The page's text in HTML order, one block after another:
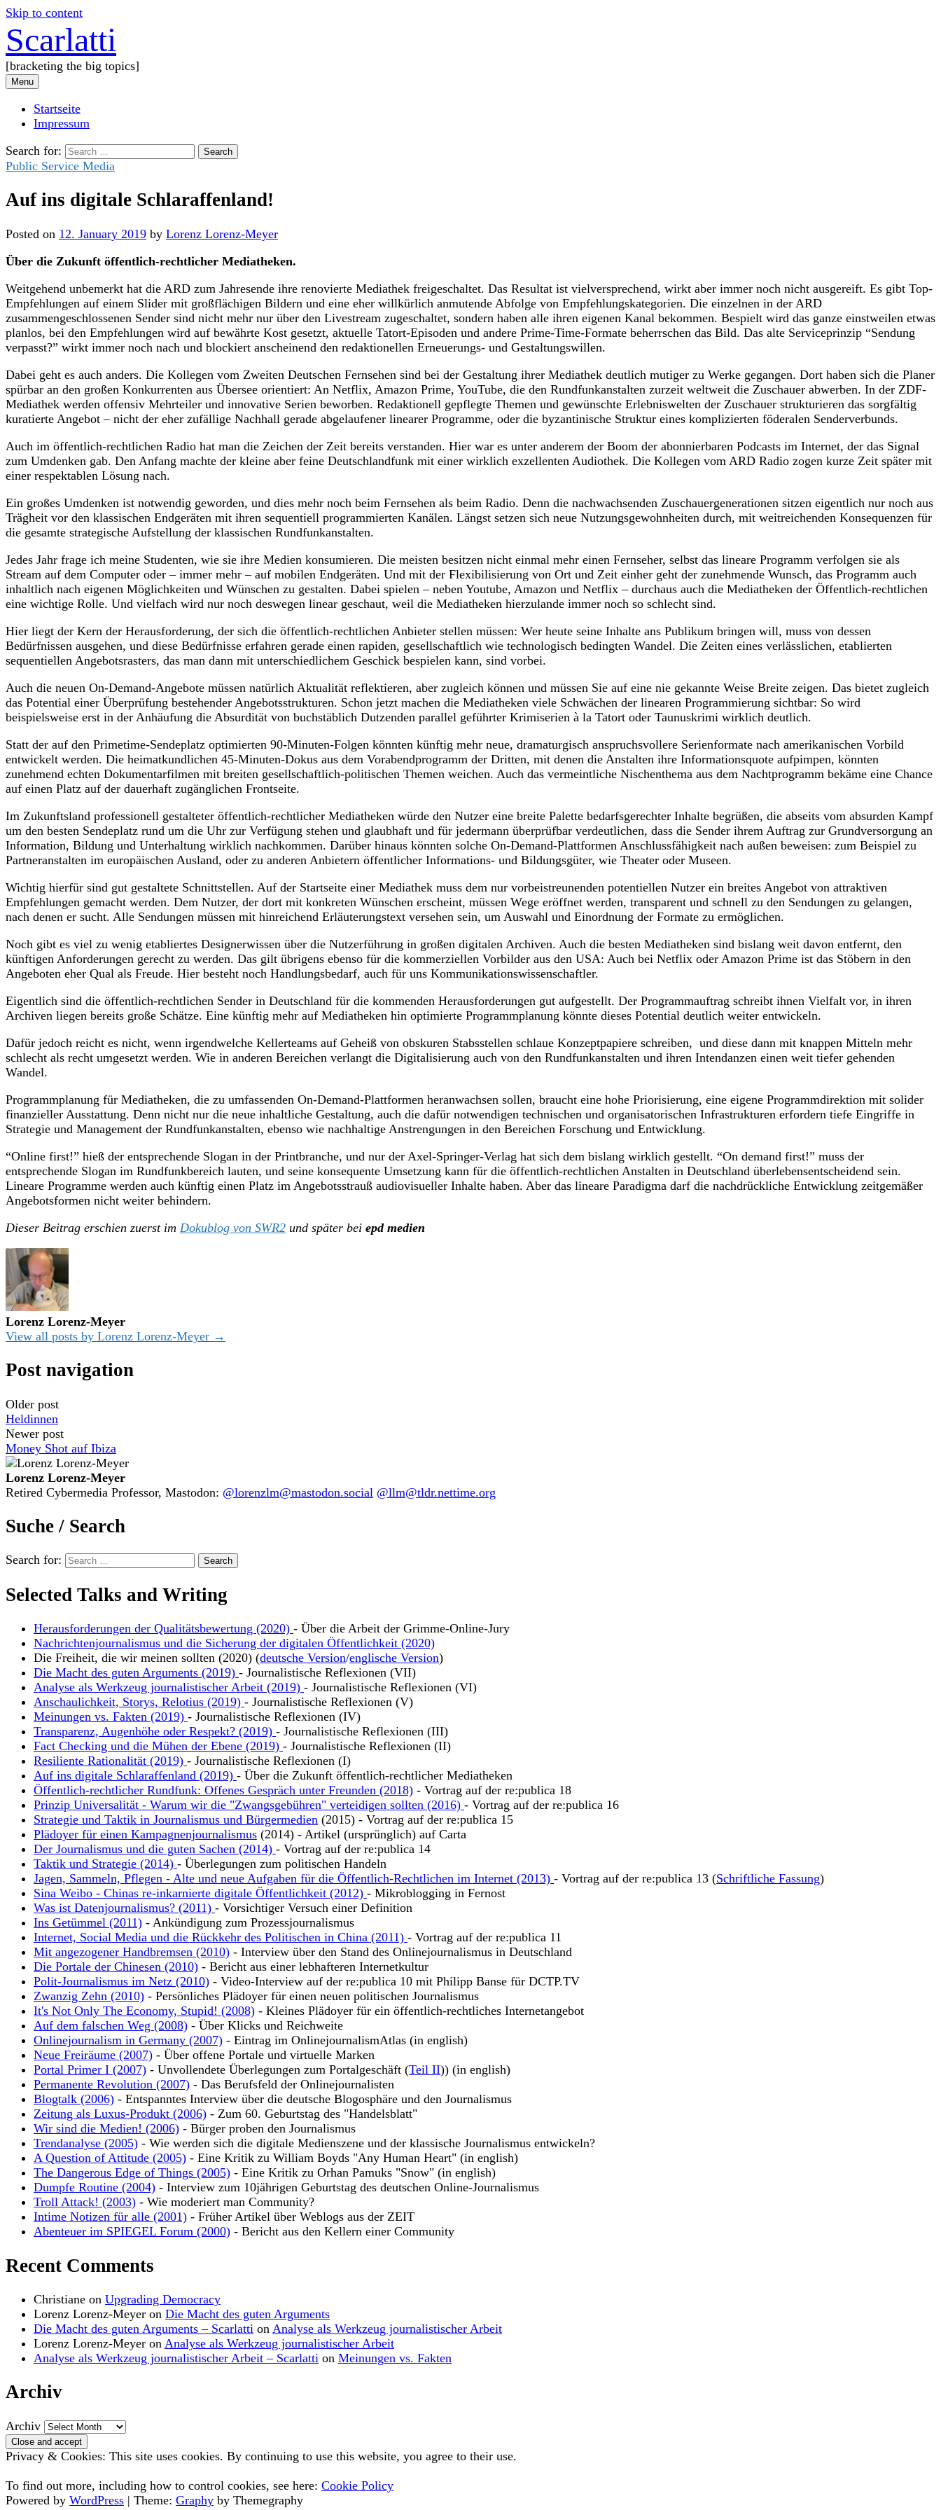
Skip to content
Scarlatti
[bracketing the big topics]
Menu
Startseite
Impressum
Search for:
Public Service Media
Auf ins digitale Schlaraffenland!
Posted on 12. January 2019 by Lorenz Lorenz-Meyer
Über die Zukunft öffentlich-rechtlicher Mediatheken.
Weitgehend unbemerkt hat die ARD zum Jahresende ihre renovierte Mediathek freigeschaltet. Das Resultat ist vielversprechend, wirkt aber immer noch nicht ausgereift. Es gibt Top-
Empfehlungen auf einem Slider mit großflächigen Bildern und eine eher willkürlich anmutende Abfolge von Empfehlungskategorien. Die einzelnen in der ARD
zusammengeschlossenen Sender sind nicht mehr nur über den Livestream zugeschaltet, sondern haben alle ihren eigenen Kanal bekommen. Bespielt wird das ganze einstweilen etwas
planlos, bei den Empfehlungen wird auf bewährte Kost gesetzt, aktuelle Tatort-Episoden und andere Prime-Time-Formate beherrschen das Bild. Das alte Serviceprinzip “Sendung
verpasst?” wirkt immer noch nach und blockiert anscheinend den redaktionellen Erneuerungs- und Gestaltungswillen.
Dabei geht es auch anders. Die Kollegen vom Zweiten Deutschen Fernsehen sind bei der Gestaltung ihrer Mediathek deutlich mutiger zu Werke gegangen. Dort haben sich die Planer
spürbar an den großen Konkurrenten aus Übersee orientiert: An Netflix, Amazon Prime, YouTube, die den Rundfunkanstalten zurzeit weltweit die Zuschauer abwerben. In der ZDF-
Mediathek werden offensiv Mehrteiler und innovative Serien beworben. Redaktionell gepflegte Themen und gewünschte Erlebniswelten der Zuschauer strukturieren das sorgfältig
kuratierte Angebot – nicht der eher zufällige Nachhall gerade abgelaufener linearer Programme, oder die byzantinische Struktur eines komplizierten föderalen Senderverbunds.
Auch im öffentlich-rechtlichen Radio hat man die Zeichen der Zeit bereits verstanden. Hier war es unter anderem der Boom der abonnierbaren Podcasts im Internet, der das Signal
zum Umdenken gab. Den Anfang machte der kleine aber feine Deutschlandfunk mit einer wirklich exzellenten Audiothek. Die Kollegen vom ARD Radio zogen kurze Zeit später mit
einer respektablen Lösung nach.
Ein großes Umdenken ist notwendig geworden, und dies mehr noch beim Fernsehen als beim Radio. Denn die nachwachsenden Zuschauergenerationen sitzen eigentlich nur noch aus
Trägheit vor den klassischen Endgeräten mit ihren sequentiell programmierten Kanälen. Längst setzen sich neue Nutzungsgewohnheiten durch, mit weitreichenden Konsequenzen für
die gesamte strategische Aufstellung der klassischen Rundfunkanstalten.
Jedes Jahr frage ich meine Studenten, wie sie ihre Medien konsumieren. Die meisten besitzen nicht einmal mehr einen Fernseher, selbst das lineare Programm verfolgen sie als
Stream auf dem Computer oder – immer mehr – auf mobilen Endgeräten. Und mit der Flexibilisierung von Ort und Zeit einher geht der zunehmende Wunsch, das Programm auch
inhaltlich nach eigenen Möglichkeiten und Wünschen zu gestalten. Dabei spielen – neben Youtube, Amazon und Netflix – durchaus auch die Mediatheken der Öffentlich-rechtlichen
eine wichtige Rolle. Und vielfach wird nur noch deswegen linear geschaut, weil die Mediatheken hierzulande immer noch so schlecht sind.
Hier liegt der Kern der Herausforderung, der sich die öffentlich-rechtlichen Anbieter stellen müssen: Wer heute seine Inhalte ans Publikum bringen will, muss von dessen
Bedürfnissen ausgehen, und diese Bedürfnisse erfahren gerade einen rapiden, gesellschaftlich wie technologisch bedingten Wandel. Die Zeiten eines verlässlichen, etablierten
sequentiellen Angebotsrasters, das man dann mit unterschiedlichem Geschick bespielen kann, sind vorbei.
Auch die neuen On-Demand-Angebote müssen natürlich Aktualität reflektieren, aber zugleich können und müssen Sie auf eine nie gekannte Weise Breite zeigen. Das bietet zugleich
das Potential einer Überprüfung bestehender Angebotsstrukturen. Schon jetzt machen die Mediatheken viele Schwächen der linearen Programmierung sichtbar: So wird
beispielsweise erst in der Anhäufung die Absurdität von buchstäblich Dutzenden parallel geführter Krimiserien à la Tatort oder Taunuskrimi wirklich deutlich.
Statt der auf den Primetime-Sendeplatz optimierten 90-Minuten-Folgen könnten künftig mehr neue, dramaturgisch anspruchsvollere Serienformate nach amerikanischen Vorbild
entwickelt werden. Die heimatkundlichen 45-Minuten-Dokus aus dem Vorabendprogramm der Dritten, mit denen die Anstalten ihre Informationsquote aufpimpen, könnten
zunehmend echten Dokumentarfilmen mit breiten gesellschaftlich-politischen Themen weichen. Auch das vermeintliche Nischenthema aus dem Nachtprogramm bekäme eine Chance
auf einen Platz auf der dauerhaft zugänglichen Frontseite.
Im Zukunftsland professionell gestalteter öffentlich-rechtlicher Mediatheken würde den Nutzer eine breite Palette bedarfsgerechter Inhalte begrüßen, die abseits vom absurden Kampf
um den besten Sendeplatz rund um die Uhr zur Verfügung stehen und glaubhaft und für jedermann überprüfbar verdeutlichen, dass die Sender ihrem Auftrag zur Grundversorgung an
Information, Bildung und Unterhaltung wirklich nachkommen. Darüber hinaus könnten solche On-Demand-Plattformen Anschlussfähigkeit nach außen beweisen: zum Beispiel zu
Partneranstalten im europäischen Ausland, oder zu anderen Anbietern öffentlicher Informations- und Bildungsgüter, wie Theater oder Museen.
Wichtig hierfür sind gut gestaltete Schnittstellen. Auf der Startseite einer Mediathek muss dem nur vorbeistreunenden potentiellen Nutzer ein breites Angebot von attraktiven
Empfehlungen gemacht werden. Dem Nutzer, der dort mit konkreten Wünschen erscheint, müssen Wege eröffnet werden, transparent und schnell zu den Sendungen zu gelangen,
nach denen er sucht. Alle Sendungen müssen mit hinreichend Erläuterungstext versehen sein, um Auswahl und Einordnung der Formate zu ermöglichen.
Noch gibt es viel zu wenig etabliertes Designerwissen über die Nutzerführung in großen digitalen Archiven. Auch die besten Mediatheken sind bislang weit davon entfernt, den
künftigen Anforderungen gerecht zu werden. Das gilt übrigens ebenso für die kommerziellen Vorbilder aus den USA: Auch bei Netflix oder Amazon Prime ist das Stöbern in den
Angeboten eher Qual als Freude. Hier besteht noch Handlungsbedarf, auch für uns Kommunikationswissenschaftler.
Eigentlich sind die öffentlich-rechtlichen Sender in Deutschland für die kommenden Herausforderungen gut aufgestellt. Der Programmauftrag schreibt ihnen Vielfalt vor, in ihren
Archiven liegen bereits große Schätze. Eine künftig mehr auf Mediatheken hin optimierte Programmplanung könnte dieses Potential deutlich weiter entwickeln.
Dafür jedoch reicht es nicht, wenn irgendwelche Kellerteams auf Geheiß von obskuren Stabsstellen schlaue Konzeptpapiere schreiben, und diese dann mit knappen Mitteln mehr
schlecht als recht umgesetzt werden. Wie in anderen Bereichen verlangt die Digitalisierung auch von den Rundfunkanstalten und ihren Intendanzen einen weit tiefer gehenden
Wandel.
Programmplanung für Mediatheken, die zu umfassenden On-Demand-Plattformen heranwachsen sollen, braucht eine hohe Priorisierung, eine eigene Programmdirektion mit solider
finanzieller Ausstattung. Denn nicht nur die neue inhaltliche Gestaltung, auch die dafür notwendigen technischen und organisatorischen Infrastrukturen erfordern tiefe Eingriffe in
Strategie und Management der Rundfunkanstalten, ebenso wie nachhaltige Anstrengungen in den Bereichen Forschung und Entwicklung.
“Online first!” hieß der entsprechende Slogan in der Printbranche, und nur der Axel-Springer-Verlag hat sich dem bislang wirklich gestellt. “On demand first!” muss der
entsprechende Slogan im Rundfunkbereich lauten, und seine konsequente Umsetzung kann für die öffentlich-rechtlichen Anstalten in Deutschland überlebensentscheidend sein.
Lineare Programme werden auch künftig einen Platz im Angebotsstrauß audiovisueller Inhalte haben. Aber das lineare Paradigma darf die nachdrückliche Entwicklung zeitgemäßer
Angebotsformen nicht weiter behindern.
Dieser Beitrag erschien zuerst im Dokublog von SWR2 und später bei epd medien
Lorenz Lorenz-Meyer
View all posts by Lorenz Lorenz-Meyer →
Post navigation
Older post
Heldinnen
Newer post
Money Shot auf Ibiza
Lorenz Lorenz-Meyer
Retired Cybermedia Professor, Mastodon: @lorenzlm@mastodon.social @llm@tldr.nettime.org
Suche / Search
Search for:
Selected Talks and Writing
Herausforderungen der Qualitätsbewertung (2020) - Über die Arbeit der Grimme-Online-Jury
Nachrichtenjournalismus und die Sicherung der digitalen Öffentlichkeit (2020)
Die Freiheit, die wir meinen sollten (2020) (deutsche Version/englische Version)
Die Macht des guten Arguments (2019) - Journalistische Reflexionen (VII)
Analyse als Werkzeug journalistischer Arbeit (2019) - Journalistische Reflexionen (VI)
Anschaulichkeit, Storys, Relotius (2019) - Journalistische Reflexionen (V)
Meinungen vs. Fakten (2019) - Journalistische Reflexionen (IV)
Transparenz, Augenhöhe oder Respekt? (2019) - Journalistische Reflexionen (III)
Fact Checking und die Mühen der Ebene (2019) - Journalistische Reflexionen (II)
Resiliente Rationalität (2019) - Journalistische Reflexionen (I)
Auf ins digitale Schlaraffenland (2019) - Über die Zukunft öffentlich-rechtlicher Mediatheken
Öffentlich-rechtlicher Rundfunk: Offenes Gespräch unter Freunden (2018) - Vortrag auf der re:publica 18
Prinzip Universalität - Warum wir die "Zwangsgebühren" verteidigen sollten (2016) - Vortrag auf der re:publica 16
Strategie und Taktik in Journalismus und Bürgermedien (2015) - Vortrag auf der re:publica 15
Plädoyer für einen Kampagnenjournalismus (2014) - Artikel (ursprünglich) auf Carta
Der Journalismus und die guten Sachen (2014) - Vortrag auf der re:publica 14
Taktik und Strategie (2014) - Überlegungen zum politischen Handeln
Jagen, Sammeln, Pflegen - Alte und neue Aufgaben für die Öffentlich-Rechtlichen im Internet (2013) - Vortrag auf der re:publica 13 (Schriftliche Fassung)
Sina Weibo - Chinas re-inkarnierte digitale Öffentlichkeit (2012) - Mikroblogging in Fernost
Was ist Datenjournalismus? (2011) - Vorsichtiger Versuch einer Definition
Ins Getümmel (2011) - Ankündigung zum Prozessjournalismus
Internet, Social Media und die Rückkehr des Politischen in China (2011) - Vortrag auf der re:publica 11
Mit angezogener Handbremsen (2010) - Interview über den Stand des Onlinejournalismus in Deutschland
Die Portale der Chinesen (2010) - Bericht aus einer lebhafteren Internetkultur
Polit-Journalismus im Netz (2010) - Video-Interview auf der re:publica 10 mit Philipp Banse für DCTP.TV
Zwanzig Zehn (2010) - Persönliches Plädoyer für einen neuen politischen Journalismus
It's Not Only The Economy, Stupid! (2008) - Kleines Plädoyer für ein öffentlich-rechtliches Internetangebot
Auf dem falschen Weg (2008) - Über Klicks und Reichweite
Onlinejournalism in Germany (2007) - Eintrag im OnlinejournalismAtlas (in english)
Neue Freiräume (2007) - Über offene Portale und virtuelle Marken
Portal Primer I (2007) - Unvollendete Überlegungen zum Portalgeschäft (Teil II)) (in english)
Permanente Revolution (2007) - Das Berufsfeld der Onlinejournalisten
Blogtalk (2006) - Entspanntes Interview über die deutsche Blogosphäre und den Journalismus
Zeitung als Luxus-Produkt (2006) - Zum 60. Geburtstag des "Handelsblatt"
Wir sind die Medien! (2006) - Bürger proben den Journalismus
Trendanalyse (2005) - Wie werden sich die digitale Medienszene und der klassische Journalismus entwickeln?
A Question of Attitude (2005) - Eine Kritik zu William Boyds "Any Human Heart" (in english)
The Dangerous Edge of Things (2005) - Eine Kritik zu Orhan Pamuks "Snow" (in english)
Dumpfe Routine (2004) - Interview zum 10jährigen Geburtstag des deutschen Online-Journalismus
Troll Attack! (2003) - Wie moderiert man Community?
Intime Notizen für alle (2001) - Früher Artikel über Weblogs aus der ZEIT
Abenteuer im SPIEGEL Forum (2000) - Bericht aus den Kellern einer Community
Recent Comments
Christiane on Upgrading Democracy
Lorenz Lorenz-Meyer on Die Macht des guten Arguments
Die Macht des guten Arguments – Scarlatti on Analyse als Werkzeug journalistischer Arbeit
Lorenz Lorenz-Meyer on Analyse als Werkzeug journalistischer Arbeit
Analyse als Werkzeug journalistischer Arbeit – Scarlatti on Meinungen vs. Fakten
Archiv
Archiv
Privacy & Cookies: This site uses cookies. By continuing to use this website, you agree to their use.
To find out more, including how to control cookies, see here: Cookie Policy
Powered by WordPress | Theme: Graphy by Themegraphy